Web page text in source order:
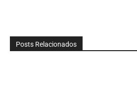
Posts Relacionados